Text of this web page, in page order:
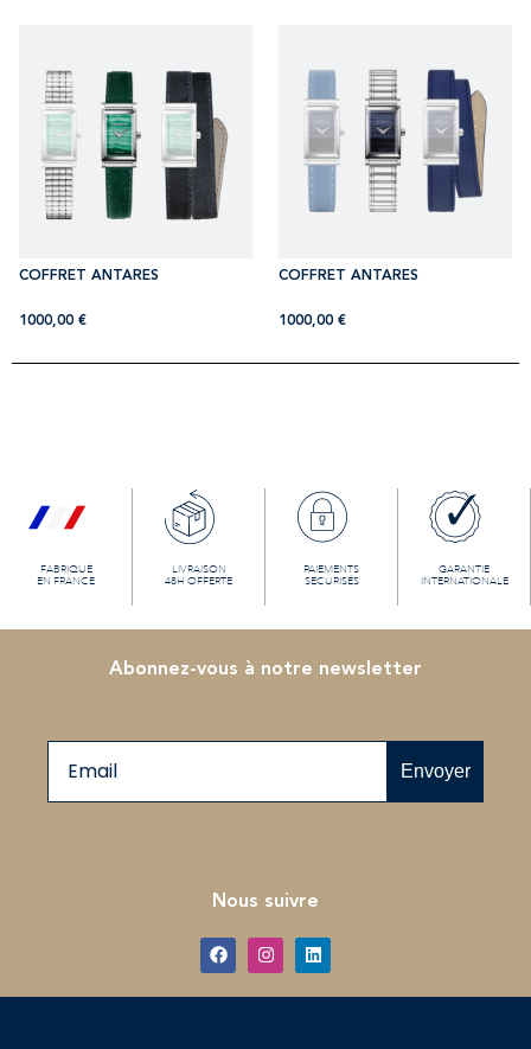
COFFRET ANTARES
1000,00 €
COFFRET ANTARES
1000,00 €
FABRIQUÉ
EN FRANCE
LIVRAISON
48H OFFERTE
PAIEMENTS
SECURISÉS
GARANTIE
INTERNATIONALE
Abonnez-vous à notre newsletter
Envoyer
Nous suivre